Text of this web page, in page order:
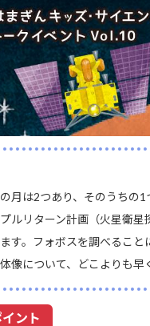
月は2つあり、そのうちの
ルリターン計画（火星衛
す。フォボスを調べるこ
像について、どこよりも早
イント